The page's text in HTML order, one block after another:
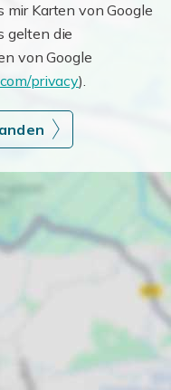
Karten von Google
gelten die
von Google
privacy).